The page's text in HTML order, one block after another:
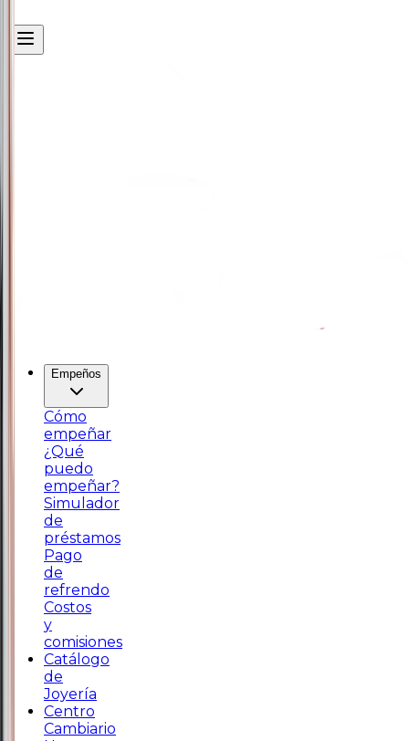
Empeños
Cómo
empeñar
¿Qué
puedo
empeñar?
Simulador
de
préstamos
Pago
de
refrendo
Costos
y
comisiones
Catálogo
de
Joyería
Centro
Cambiario